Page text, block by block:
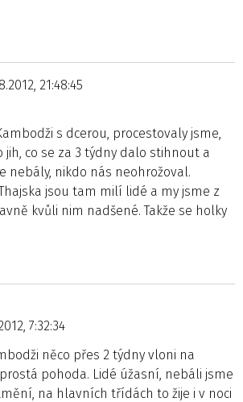
21:48:45
s dcerou, procestovaly jsme,
jih, co se za 3 týdny dalo stihnout a
nebály, nikdo nás neohrožoval.
jsou tam milí lidé a my jsme z
kvůli nim nadšené. Takže se holky
7:32:34
něco přes 2 týdny vloni na
pohoda. Lidé úžasní, nebáli jsme
na hlavních třídách to žije i v noci